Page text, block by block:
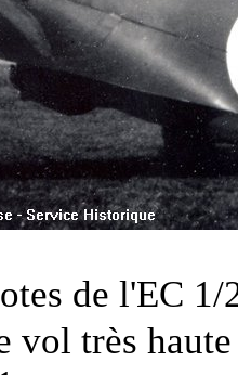
de l'EC 1/
vol très